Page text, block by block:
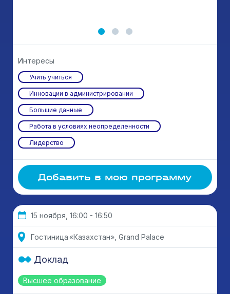
Интересы
Учить учиться
Инновации в администрировании
Большие данные
Работа в условиях неопределенности
Лидерство
Добавить в мою программу
15 ноября, 16:00 - 16:50
Гостиница «Казахстан», Grand Palace
Высшее образование
Доклад